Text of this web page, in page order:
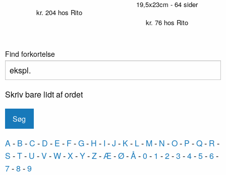
kr. 204hos Rito
19,5x23cm - 64 sider
kr. 76 hos Rito
Find forkortelse
Skriv bare lidt af ordet
A- B -C - D - E - F-G- H - I -J - K- L- M- N -O- P -Q- R -
S -T- U -V-W-X-Y-Z-Æ-Ø-Å-0 - 1 -2-3 -4-5-6-
7-8 -9